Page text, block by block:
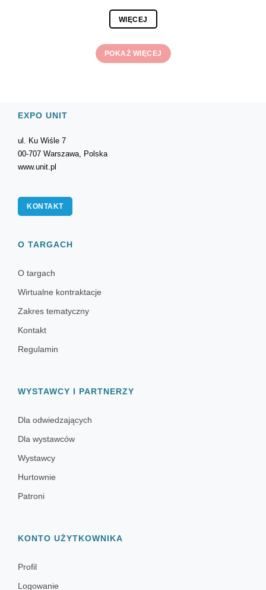
WIĘCEJ
POKAŻ WIĘCEJ
EXPO UNIT
ul. Ku Wiśle 7
00-707 Warszawa, Polska
www.unit.pl
KONTAKT
O TARGACH
O targach
Wirtualne kontraktacje
Zakres tematyczny
Kontakt
Regulamin
WYSTAWCY I PARTNERZY
Dla odwiedzających
Dla wystawców
Wystawcy
Hurtownie
Patroni
KONTO UŻYTKOWNIKA
Profil
Logowanie